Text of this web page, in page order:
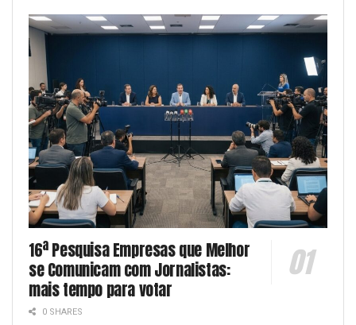
16ª Pesquisa Empresas que Melhor
se Comunicam com Jornalistas:
mais tempo para votar
0 SHARES